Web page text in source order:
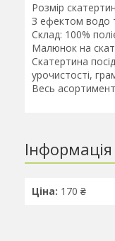
Розмір
З ефектом водо
Склад: 100%
Малюнок на
Скатертина
урочистості,
Весь
Ціна: 170 ₴